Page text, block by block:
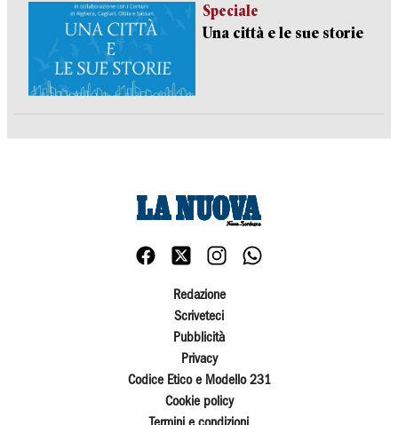
Speciale
Una città e le sue storie
Redazione
Scriveteci
Pubblicità
Privacy
Codice Etico e Modello 231
Cookie policy